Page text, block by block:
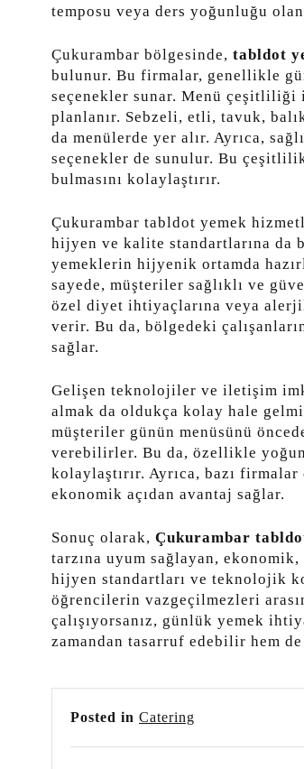
temposu veya ders yoğunluğu
Çukurambar bölgesinde, tabldot
bulunur. Bu firmalar, genellikle
seçenekler sunar. Menü çeşitliliği
planlanır. Sebzeli, etli, tavuk,
da menülerde yer alır. Ayrıca,
seçenekler de sunulur. Bu
bulmasını kolaylaştırır.
Çukurambar tabldot yemek
hijyen ve kalite standartlarına da
yemeklerin hijyenik ortamda
sayede, müşteriler sağlıklı ve
özel diyet ihtiyaçlarına veya
verir. Bu da, bölgedeki
sağlar.
Gelişen teknolojiler ve iletişim
almak da oldukça kolay hale
müşteriler günün menüsünü
verebilirler. Bu da, özellikle yoğun
kolaylaştırır. Ayrıca, bazı
ekonomik açıdan avantaj sağlar.
Sonuç olarak, Çukurambar
tarzına uyum sağlayan,
hijyen standartları ve teknolojik
öğrencilerin vazgeçilmezleri
çalışıyorsanız, günlük yemek
zamandan tasarruf edebilir hem
Posted in Catering